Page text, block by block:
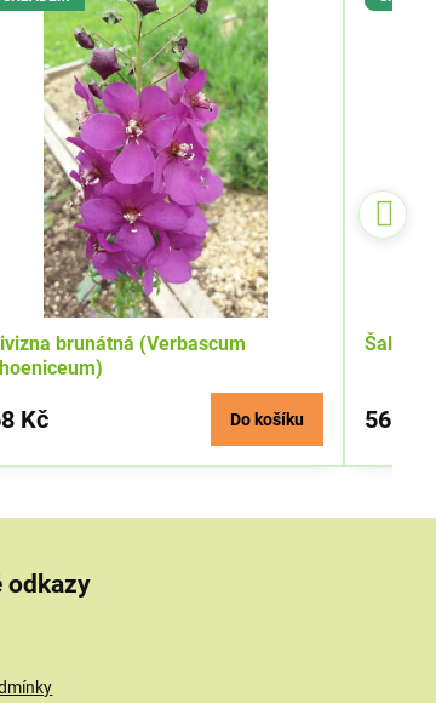
brunátná (Verbascum
Kč Do košíku
Šalvěj
56 Kč
odkazy